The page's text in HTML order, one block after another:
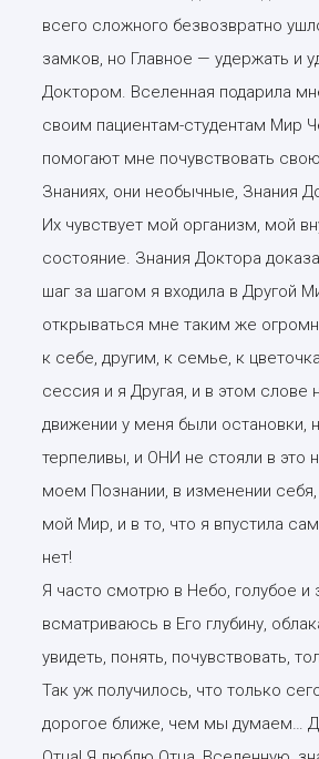
всего сложного безвозвратно
замков, но Главное — удержать и
Доктором. Вселенная подарила
своим пациентам-студентам Мир
помогают мне почувствовать
Знаниях, они необычные, Знания
Их чувствует мой организм, мой
состояние. Знания Доктора
шаг за шагом я входила в Другой
открываться мне таким же
к себе, другим, к семье, к
сессия и я Другая, и в этом
движении у меня были остановки,
терпеливы, и ОНИ не стояли в
моем Познании, в изменении
мой Мир, и в то, что я впустила
нет!
Я часто смотрю в Небо, голубое и
всматриваюсь в Его глубину,
увидеть, понять, почувствовать,
Так уж получилось, что только
дорогое ближе, чем мы думаем…